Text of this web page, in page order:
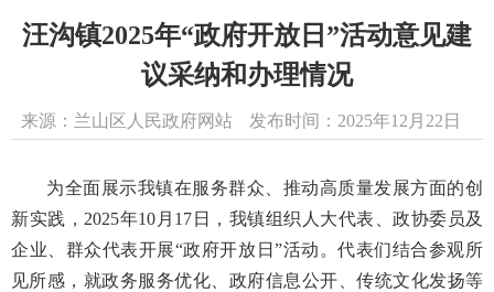
汪沟镇2025年“政府开放日”活动意见建
议采纳和办理情况
来源：兰山区人民政府网站 发布时间：2025年12月22日
为全面展示我镇在服务群众、推动高质量发展方面的创
新实践，2025年10月17日，我镇组织人大代表、政协委员及
企业、群众代表开展“政府开放日”活动。代表们结合参观所
见所感，就政务服务优化、政府信息公开、传统文化发扬等